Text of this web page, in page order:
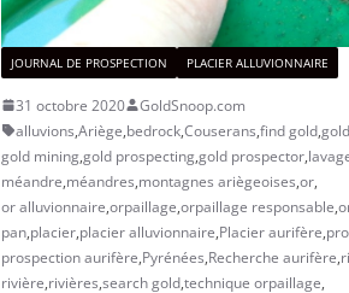
JOURNAL DE PROSPECTION PLACIER ALLUVIONNAIRE
31 octobre 2020
GoldSnoop.com
alluvions,Ariège,bedrock,Couserans,find gold,gold
gold mining,gold prospecting,gold prospector,
méandre,méandres,montagnes ariègeoises,or,
or alluvionnaire,orpaillage,orpaillage responsable,
pan,placier,placier alluvionnaire,Placier aurifère,
prospection aurifère,Pyrénées,Recherche aurifère,
rivière,rivières,search gold,technique orpaillage,